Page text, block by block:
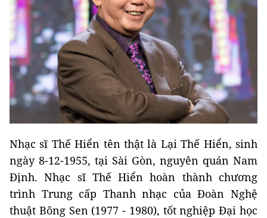
Nhạc sĩ Thế Hiển tên thật là Lại Thế Hiển, sinh
ngày 8-12-1955, tại Sài Gòn, nguyên quán Nam
Định. Nhạc sĩ Thế Hiển hoàn thành chương
trình Trung cấp Thanh nhạc của Đoàn Nghệ
thuật Bông Sen (1977 - 1980), tốt nghiệp Đại học